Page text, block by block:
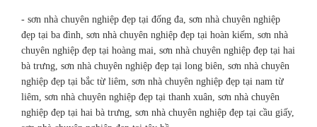
- sơn nhà chuyên nghiệp đẹp tại đống đa, sơn nhà chuyên nghiệp
đẹp tại ba đình, sơn nhà chuyên nghiệp đẹp tại hoàn kiếm, sơn nhà
chuyên nghiệp đẹp tại hoàng mai, sơn nhà chuyên nghiệp đẹp tại hai
bà trưng, sơn nhà chuyên nghiệp đẹp tại long biên, sơn nhà chuyên
nghiệp đẹp tại bắc từ liêm, sơn nhà chuyên nghiệp đẹp tại nam từ
liêm, sơn nhà chuyên nghiệp đẹp tại thanh xuân, sơn nhà chuyên
nghiệp đẹp tại hai bà trưng, sơn nhà chuyên nghiệp đẹp tại cầu giấy,